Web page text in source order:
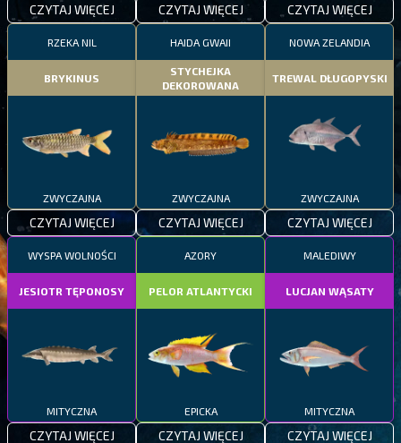
CZYTAJ WIĘCEJ CZYTAJ WIĘCEJ CZYTAJ WIĘCEJ
RZEKA NIL
BRYKINUS
ZWYCZAJNA
CZYTAJ WIĘCEJ
HAIDA GWAII
STYCHEJKA
DEKOROWANA
ZWYCZAJNA
CZYTAJ WIĘCEJ
NOWA ZELANDIA
TREWAL DŁUGOPYSKI
ZWYCZAJNA
CZYTAJ WIĘCEJ
WYSPA WOLNOŚCI
JESIOTR TĘPONOSY
MITYCZNA
CZYTAJ WIĘCEJ
AZORY
PELOR ATLANTYCKI
EPICKA
CZYTAJ WIĘCEJ
MALEDIWY
LUCJAN WĄSATY
MITYCZNA
CZYTAJ WIĘCEJ